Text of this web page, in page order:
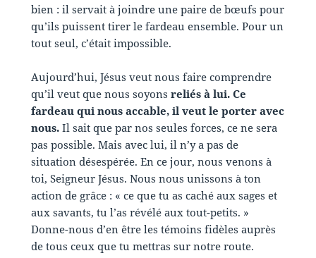
bien : il servait à joindre une paire de bœufs pour
qu’ils puissent tirer le fardeau ensemble. Pour un
tout seul, c’était impossible.
Aujourd’hui, Jésus veut nous faire comprendre
qu’il veut que nous soyons reliés à lui. Ce
fardeau qui nous accable, il veut le porter avec
nous. Il sait que par nos seules forces, ce ne sera
pas possible. Mais avec lui, il n’y a pas de
situation désespérée. En ce jour, nous venons à
toi, Seigneur Jésus. Nous nous unissons à ton
action de grâce : « ce que tu as caché aux sages et
aux savants, tu l’as révélé aux tout-petits. »
Donne-nous d’en être les témoins fidèles auprès
de tous ceux que tu mettras sur notre route.